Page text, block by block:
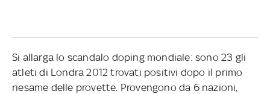
Si allarga lo scandalo doping mondiale: sono 23 gli
atleti di Londra 2012 trovati positivi dopo il primo
riesame delle provette. Provengono da 6 nazioni,